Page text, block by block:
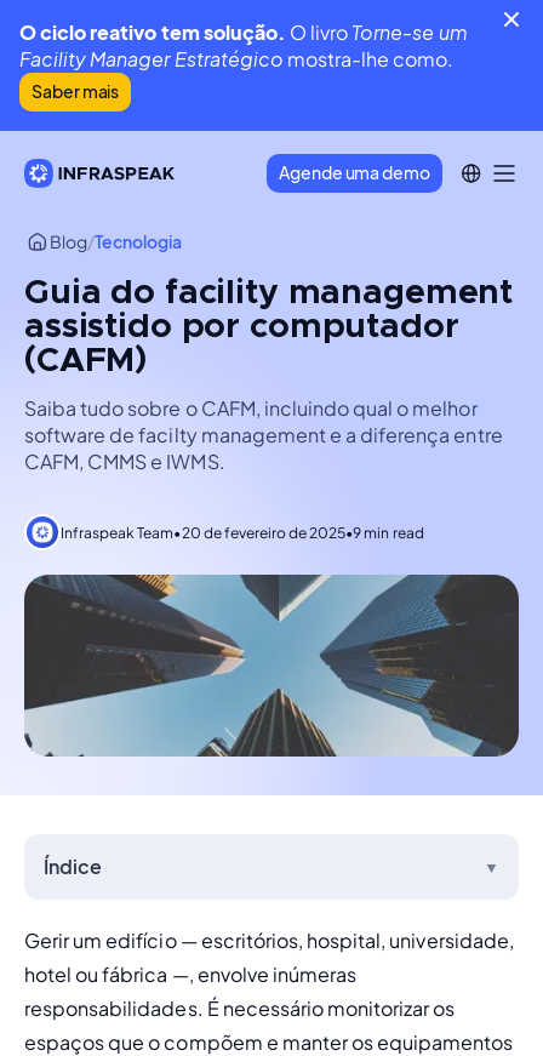
O ciclo reativo tem solução. O livroTorne-se um
Facility Manager Estratégico mostra-lhe como.
Saber mais
Agende uma demo
Blog/Tecnologia
Guia do facility management
assistido por computador
(CAFM)
Saiba tudo sobre o CAFM, incluindo qual o melhor
software de facilty management e a diferença entre
CAFM, CMMS e IWMS.
Infraspeak Team•20 de fevereiro de 2025•9 min read
Índice ▼
Gerir um edifício — escritórios, hospital, universidade,
hotel ou fábrica —, envolve inúmeras
responsabilidades. É necessário monitorizar os
espaços que o compõem e manter os equipamentos